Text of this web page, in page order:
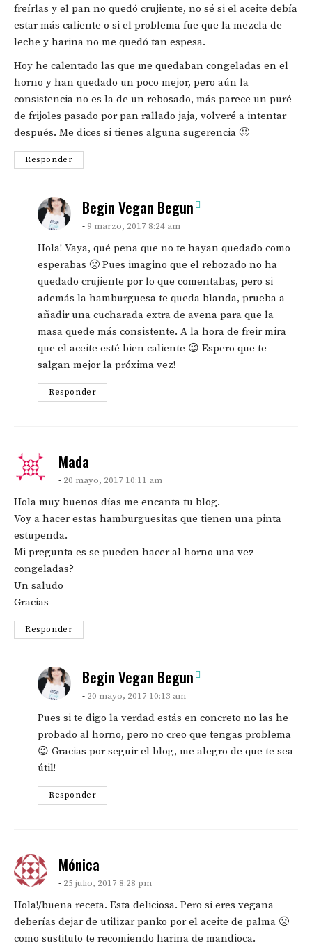
freírlas y el pan no quedó crujiente, no sé si el aceite debía
estar más caliente o si el problema fue que la mezcla de
leche y harina no me quedó tan espesa.
Hoy he calentado las que me quedaban congeladas en el
horno y han quedado un poco mejor, pero aún la
consistencia no es la de un rebosado, más parece un puré
de frijoles pasado por pan rallado jaja, volveré a intentar
después. Me dices si tienes alguna sugerencia 🙂
Responder
Begin Vegan Begun
9 marzo, 2017 8:24 am
Hola! Vaya, qué pena que no te hayan quedado como
esperabas 🙁 Pues imagino que el rebozado no ha
quedado crujiente por lo que comentabas, pero si
además la hamburguesa te queda blanda, prueba a
añadir una cucharada extra de avena para que la
masa quede más consistente. A la hora de freir mira
que el aceite esté bien caliente 😉 Espero que te
salgan mejor la próxima vez!
Responder
Mada
20 mayo, 2017 10:11 am
Hola muy buenos días me encanta tu blog.
Voy a hacer estas hamburguesitas que tienen una pinta
estupenda.
Mi pregunta es se pueden hacer al horno una vez
congeladas?
Un saludo
Gracias
Responder
Begin Vegan Begun
20 mayo, 2017 10:13 am
Pues si te digo la verdad estás en concreto no las he
probado al horno, pero no creo que tengas problema
😉 Gracias por seguir el blog, me alegro de que te sea
útil!
Responder
Mónica
25 julio, 2017 8:28 pm
Hola!/buena receta. Esta deliciosa. Pero si eres vegana
deberías dejar de utilizar panko por el aceite de palma 🙁
como sustituto te recomiendo harina de mandioca.